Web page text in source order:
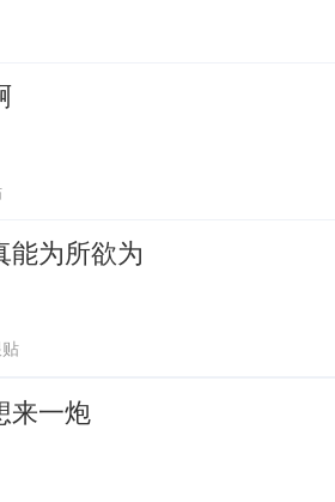
能为所欲为
来一炮